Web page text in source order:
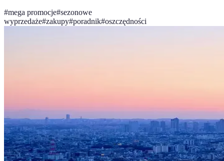
#mega promocje#sezonowe
wyprzedaże#zakupy#poradnik#oszczędności